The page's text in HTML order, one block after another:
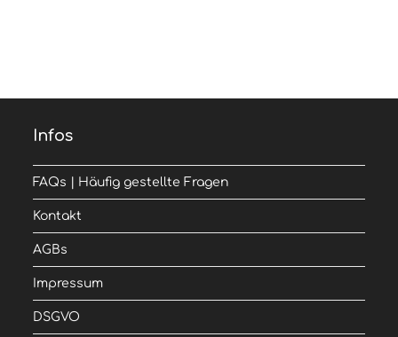
Infos
FAQs | Häufig gestellte Fragen
Kontakt
AGBs
Impressum
DSGVO